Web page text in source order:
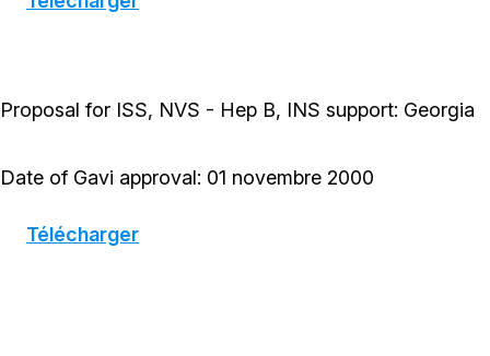
Proposal for ISS, NVS - Hep B, INS support: Georgia
Date of Gavi approval: 01 novembre 2000
Télécharger